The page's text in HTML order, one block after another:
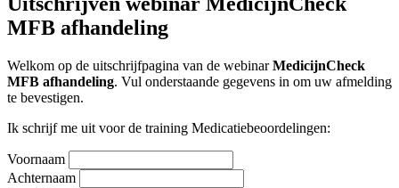
MFB afhandeling
Welkom op de uitschrijfpagina van de webinarMedicijnCheck
MFB afhandeling. Vul onderstaande gegevens in om uw afmelding
te bevestigen.
Ik schrijf me uit voor de training Medicatiebeoordelingen:
Voornaam
Achternaam